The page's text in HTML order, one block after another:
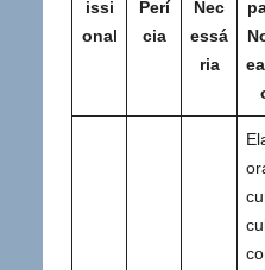
issi
onal
Perí
cia
Nec
essá
ria